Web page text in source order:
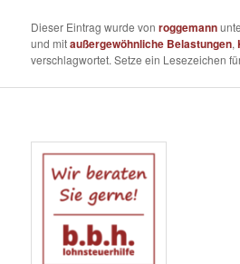
Dieser Eintrag wurde vonroggemann
und mitaußergewöhnliche Belastungen,
verschlagwortet. Setze ein Lesezeichen